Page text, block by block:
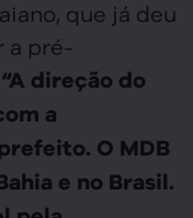
que já deu
a pré-
“A direção do
a
O MDB
e no Brasil.